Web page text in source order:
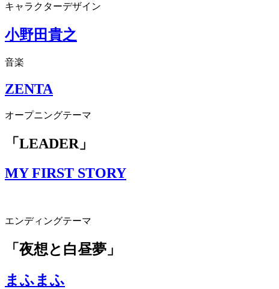
キャラクターデザイン
小野田貴之
音楽
ZENTA
オープニングテーマ
「LEADER」
MY FIRST STORY
エンディングテーマ
「夜想と白昼夢」
まふまふ